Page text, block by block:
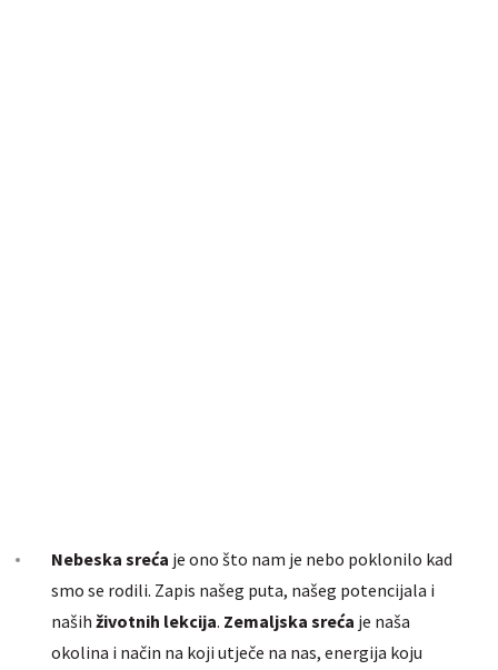
Nebeska sreća je ono što nam je nebo poklonilo kad
smo se rodili. Zapis našeg puta, našeg potencijala i
naših životnih lekcija. Zemaljska sreća je naša
okolina i način na koji utječe na nas, energija koju